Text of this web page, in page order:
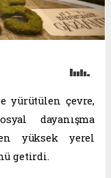
yürütülen çevre,
dayanışma
en yüksek yerel
getirdi.